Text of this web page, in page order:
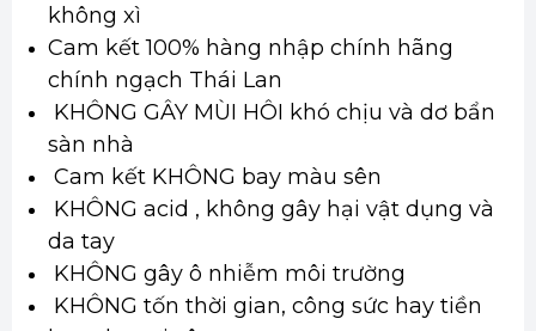
không xì
Cam kết 100% hàng nhập chính hãng
chính ngạch Thái Lan
KHÔNG GÂY MÙI HÔI khó chịu và dơ bẩn
sàn nhà
Cam kết KHÔNG bay màu sên
KHÔNG acid , không gây hại vật dụng và
da tay
KHÔNG gây ô nhiễm môi trường
KHÔNG tốn thời gian, công sức hay tiền